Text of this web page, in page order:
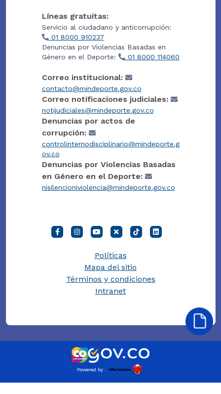
Líneas gratuitas:
Servicio al ciudadano y anticorrupción:
01 8000 910237
Denuncias por Violencias Basadas en
Género en el Deporte:
01 8000 114060
Correo institucional:
contacto@mindeporte.gov.co
Correo notificaciones judiciales:
notijudiciales@mindeporte.gov.co
Denuncias por actos de
corrupción:
controlinternodisciplinario@mindeporte.g
ov.co
Denuncias por Violencias Basadas
en Género en el Deporte:
nisilencioniviolencia@mindeporte.gov.co
Políticas
Mapa del sitio
Términos y condiciones
Intranet
Powered by :